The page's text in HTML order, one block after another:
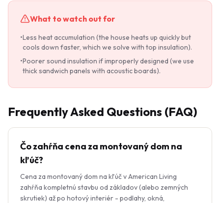
What to watch out for
•Less heat accumulation (the house heats up quickly but
cools down faster, which we solve with top insulation).
•Poorer sound insulation if improperly designed (we use
thick sandwich panels with acoustic boards).
Frequently Asked Questions (FAQ)
Čo zahŕňa cena za montovaný dom na
kľúč?
Cena za montovaný dom na kľúč v American Living
zahŕňa kompletnú stavbu od základov (alebo zemných
skrutiek) až po hotový interiér - podlahy, okná,